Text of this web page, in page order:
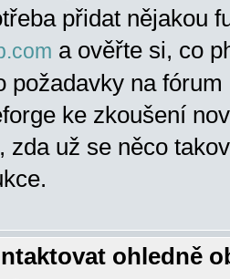
přidat nějakou
a ověřte si, co
požadavky na
ke zkoušení
zda už se něco
ohledně